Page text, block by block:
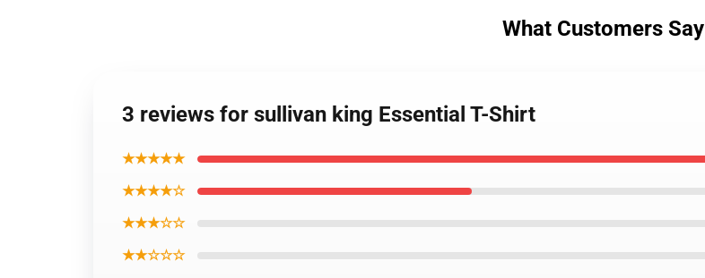
What Customers Say
3 reviews for sullivan king Essential T-Shirt
★★★★★
★★★★☆
★★★☆☆
★★☆☆☆